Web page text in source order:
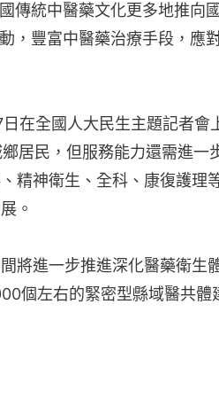
傳統中醫藥文化更多地推向
，豐富中醫藥治療手段，應
在全國人大民生主題記者會
居民，但服務能力還需進一
精神衛生、全科、康復護理
。
將進一步推進深化醫藥衛生
個左右的緊密型縣域醫共體